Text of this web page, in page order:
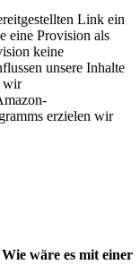
Link ein
eine Provision als
keine
unsere Inhalte
wir
erzielen wir
wäre es mit einer